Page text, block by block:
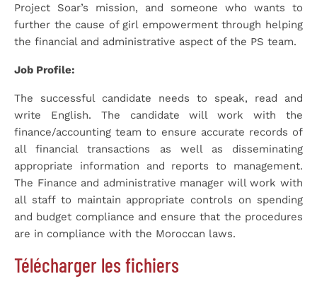
Project Soar’s mission, and someone who wants to
further the cause of girl empowerment through helping
the financial and administrative aspect of the PS team.
Job Profile:
The successful candidate needs to speak, read and
write English. The candidate will work with the
finance/accounting team to ensure accurate records of
all financial transactions as well as disseminating
appropriate information and reports to management.
The Finance and administrative manager will work with
all staff to maintain appropriate controls on spending
and budget compliance and ensure that the procedures
are in compliance with the Moroccan laws.
Télécharger les fichiers